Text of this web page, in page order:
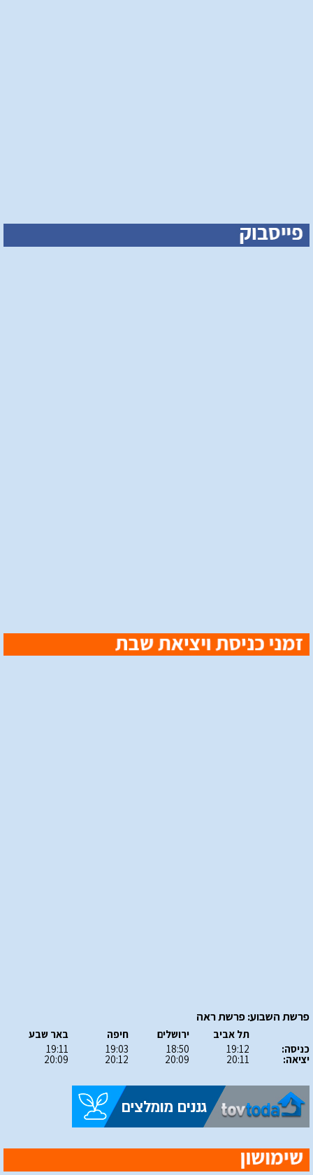
פרשת השבוע: פרשת ראה
כניסה:
יציאה:
תל אביב
19:12
20:11
ירושלים
18:50
20:09
חיפה
19:03
20:12
באר שבע
19:11
20:09